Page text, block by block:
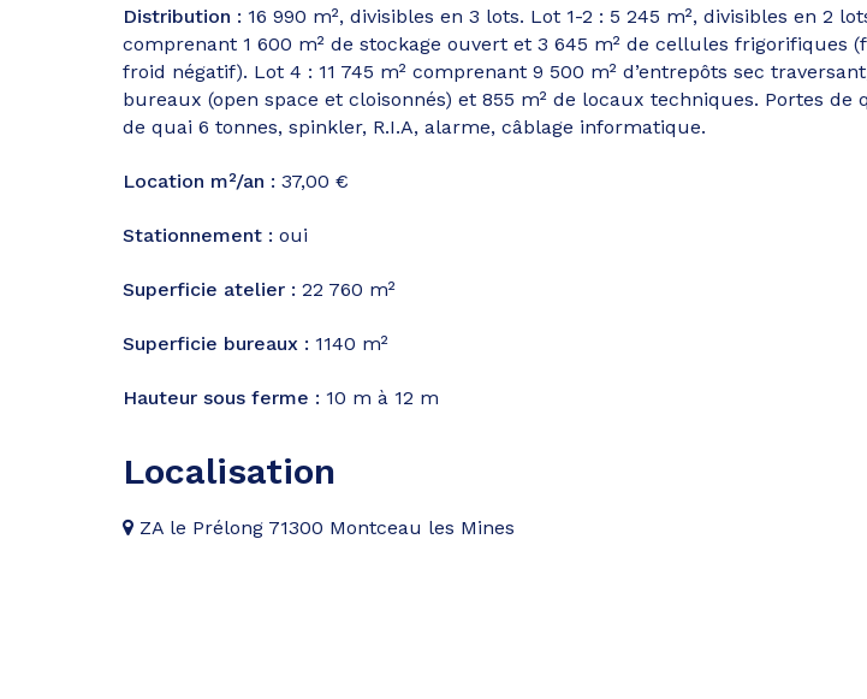
Distribution : 16 990 m², divisibles en 3 lots. Lot 1-2 : 5 245 m², divisibles en 2
comprenant 1 600 m² de stockage ouvert et 3 645 m² de cellules frigorifiques
froid négatif). Lot 4 : 11 745 m² comprenant 9 500 m² d’entrepôts sec
bureaux (open space et cloisonnés) et 855 m² de locaux techniques. Portes de
de quai 6 tonnes, spinkler, R.I.A, alarme, câblage informatique.
Location m²/an : 37,00 €
Stationnement : oui
Superficie atelier : 22 760 m²
Superficie bureaux : 1140 m²
Hauteur sous ferme : 10 m à 12 m
Localisation
ZA le Prélong 71300 Montceau les Mines